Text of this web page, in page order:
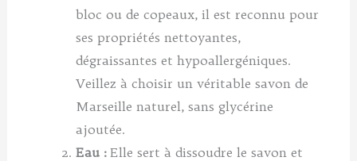
bloc ou de copeaux, il est reconnu pour
ses propriétés nettoyantes,
dégraissantes et hypoallergéniques.
Veillez à choisir un véritable savon de
Marseille naturel, sans glycérine
ajoutée.
Eau : Elle sert à dissoudre le savon et